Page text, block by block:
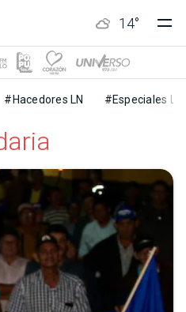
14°
#Hacedores LN #Especiales LN